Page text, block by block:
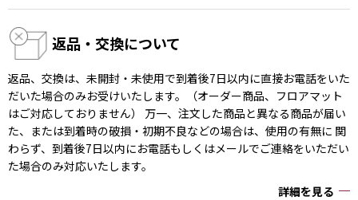
返品・交換について
返品、交換は、未開封・未使用で到着後7日以内に直接お電話をいた
だいた場合のみお受けいたします。（オーダー商品、フロアマット
はご対応しておりません） 万一、注文した商品と異なる商品が届い
た、または到着時の破損・初期不良などの場合は、使用の有無に 関
わらず、到着後7日以内にお電話もしくはメールでご連絡をいただい
た場合のみ対応いたします。
詳細を見る